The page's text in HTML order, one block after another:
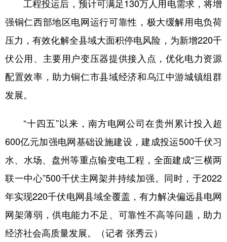
多语种频道
English Español Français عربى
Русский язык 日本語 한국어
Deutsch
工程投运后，预计可满足130万人用电需求，将增
强铜仁西部地区电网运行可靠性，极大缓解用电负荷
压力，有效化解全县域大面积停电风险，为新增220千
伏公用、主要用户变压器提供接入点，优化电力资源
配置效率，助力铜仁市县域经济和乌江中游城镇组群
发展。
“十四五”以来，南方电网公司在贵州累计投入超
600亿元加强电网基础设施建设，建成投运500千伏习
水、水场、盘州等重点输变电工程，全面建成“三横两
联一中心”500千伏主网架并持续加强。同时，于2022
年实现220千伏电网县域全覆盖，有力解决偏远县电网
网架薄弱，供电能力不足、可靠性不高等问题，助力
经济社会高质量发展。（记者 张秀云）